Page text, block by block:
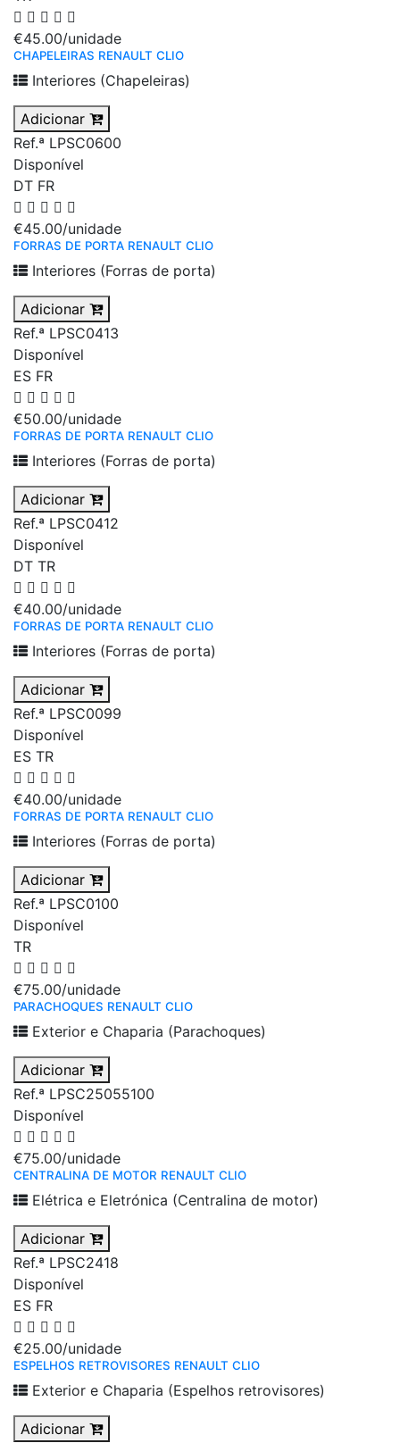
€45.00/unidade
CHAPELEIRAS RENAULT CLIO
Interiores (Chapeleiras)
Adicionar
Ref.ª LPSC0600
Disponível
DT FR
€45.00/unidade
FORRAS DE PORTA RENAULT CLIO
Interiores (Forras de porta)
Adicionar
Ref.ª LPSC0413
Disponível
ES FR
€50.00/unidade
FORRAS DE PORTA RENAULT CLIO
Interiores (Forras de porta)
Adicionar
Ref.ª LPSC0412
Disponível
DT TR
€40.00/unidade
FORRAS DE PORTA RENAULT CLIO
Interiores (Forras de porta)
Adicionar
Ref.ª LPSC0099
Disponível
ES TR
€40.00/unidade
FORRAS DE PORTA RENAULT CLIO
Interiores (Forras de porta)
Adicionar
Ref.ª LPSC0100
Disponível
TR
€75.00/unidade
PARACHOQUES RENAULT CLIO
Exterior e Chaparia (Parachoques)
Adicionar
Ref.ª LPSC25055100
Disponível
€75.00/unidade
CENTRALINA DE MOTOR RENAULT CLIO
Elétrica e Eletrónica (Centralina de motor)
Adicionar
Ref.ª LPSC2418
Disponível
ES FR
€25.00/unidade
ESPELHOS RETROVISORES RENAULT CLIO
Exterior e Chaparia (Espelhos retrovisores)
Adicionar